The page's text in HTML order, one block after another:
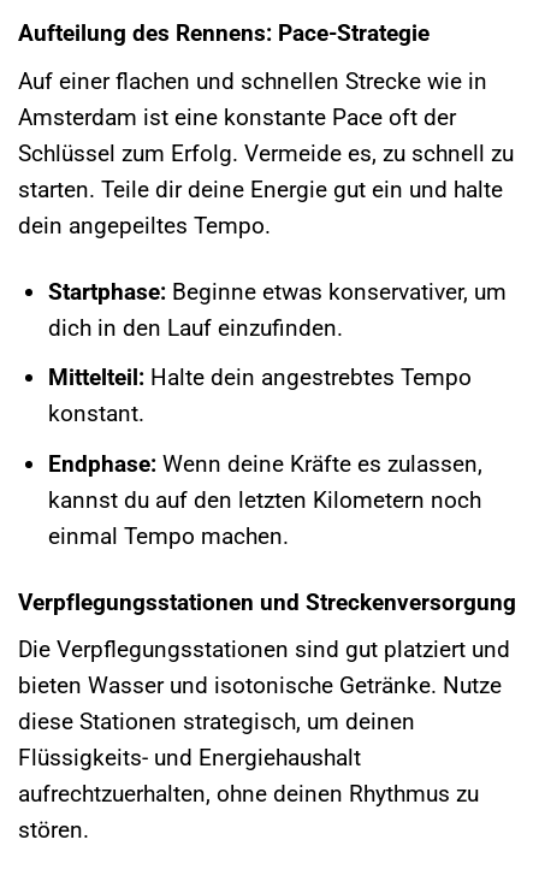
Aufteilung des Rennens: Pace-Strategie
Auf einer flachen und schnellen Strecke wie in
Amsterdam ist eine konstante Pace oft der
Schlüssel zum Erfolg. Vermeide es, zu schnell zu
starten. Teile dir deine Energie gut ein und halte
dein angepeiltes Tempo.
Startphase:Beginne etwas konservativer, um
dich in den Lauf einzufinden.
Mittelteil:Halte dein angestrebtes Tempo
konstant.
Endphase:Wenn deine Kräfte es zulassen,
kannst du auf den letzten Kilometern noch
einmal Tempo machen.
Verpflegungsstationen und Streckenversorgung
Die Verpflegungsstationen sind gut platziert und
bieten Wasser und isotonische Getränke. Nutze
diese Stationen strategisch, um deinen
Flüssigkeits- und Energiehaushalt
aufrechtzuerhalten, ohne deinen Rhythmus zu
stören.